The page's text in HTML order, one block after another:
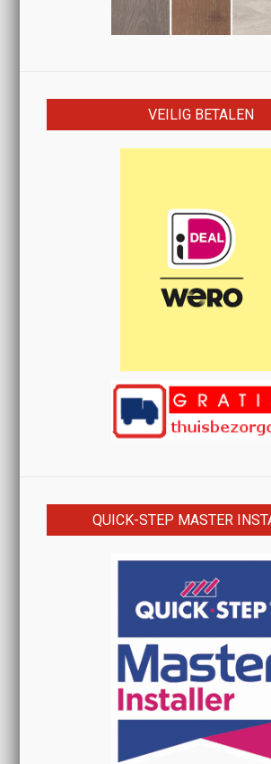
VEILIG BETALEN
QUICK-STEP MASTER